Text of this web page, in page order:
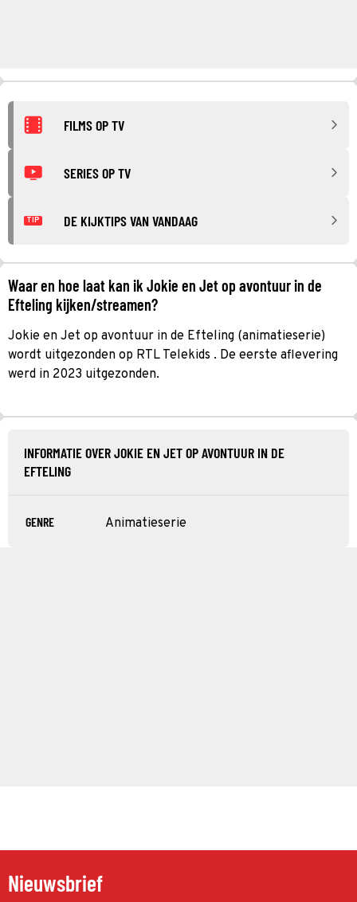
FILMS OP TV
SERIES OP TV
TIP DE KIJKTIPS VAN VANDAAG
Waar en hoe laat kan ik Jokie en Jet op avontuur in de
Efteling kijken/streamen?
Jokie en Jet op avontuur in de Efteling (animatieserie)
wordt uitgezonden op RTL Telekids . De eerste aflevering
werd in 2023 uitgezonden.
INFORMATIE OVER JOKIE EN JET OP AVONTUUR IN DE
EFTELING
GENRE Animatieserie
Nieuwsbrief